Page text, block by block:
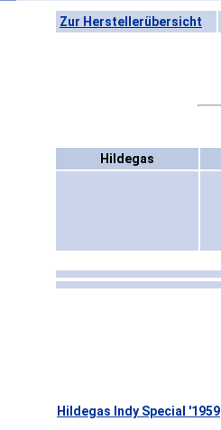
Zur Herstellerübersicht
Hildegas
Hildegas Indy Special '1959